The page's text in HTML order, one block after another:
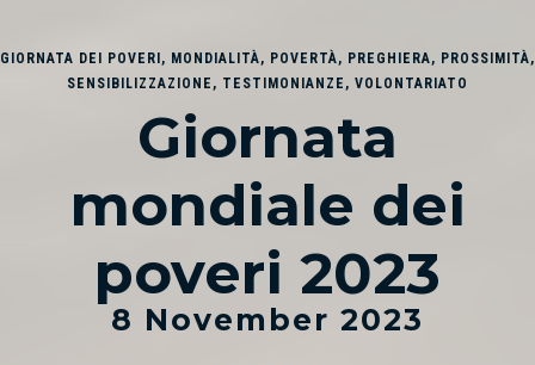
GIORNATA DEI POVERI , MONDIALITÀ, POVERTÀ, PREGHIERA, PROSSIMITÀ,
SENSIBILIZZAZIONE , TESTIMONIANZE , VOLONTARIATO
Giornata
mondiale dei
poveri 2023
8 November 2023